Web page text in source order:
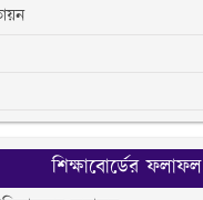
শিক্ষাবোর্ডের ফলাফল